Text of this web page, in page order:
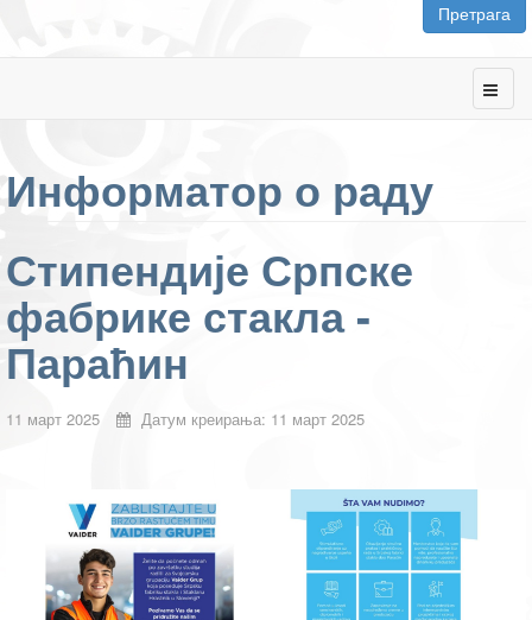
Претрага
Информатор о раду
Стипендије Српске
фабрике стакла -
Параћин
11 март 2025 Датум креирања: 11 март 2025